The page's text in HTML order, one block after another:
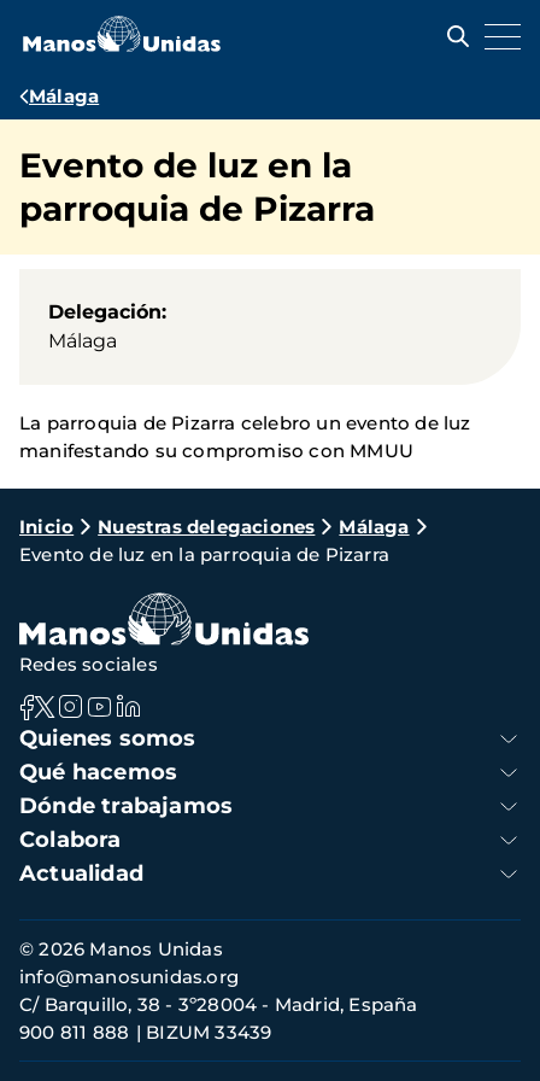
contenido
Ruta
navegación
Málaga
Evento de luz en la
parroquia de Pizarra
Delegación
Málaga
La parroquia de Pizarra celebro un evento de luz
manifestando su compromiso con MMUU
Ruta
de
navegación
Inicio Nuestras delegaciones
Málaga
Evento de luz en la parroquia de Pizarra
Navegación
principal
Quienes somos
Qué hacemos
Dónde trabajamos
Colabora
Actualidad
Redes sociales
Información
de
contacto
© 2026 Manos Unidas
C/ Barquillo, 38 - 3º28004 - Madrid, España
900 811 888
BIZUM 33439
info@manosunidas.org